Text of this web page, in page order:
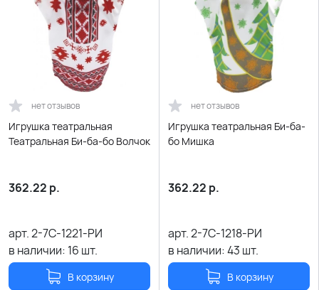
нет отзывов
Игрушка театральная
Театральная Би-ба-бо Волчок
362.22 р.
арт.2-7С-1221-РИ
в наличии: 16 шт.
В корзину
нет отзывов
Игрушка театральная Би-ба-
бо Мишка
362.22 р.
арт.2-7С-1218-РИ
в наличии:43 шт.
В корзину